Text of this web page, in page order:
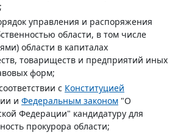
управления и распоряжения
области, в том числе
области в капиталах
товариществ и предприятий иных
форм;
с Конституцией
и Федеральным законом "О
Федерации" кандидатуру для
прокурора области;